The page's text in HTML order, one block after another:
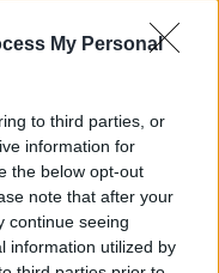
My Personal
to third parties, or
information for
the below opt-out
note that after your
continue seeing
information utilized by
alle ore 9, presso il
con diabete di tipo
con il fantastico e
quelle nozioni teoriche e
e provetti membri
della barca a vela